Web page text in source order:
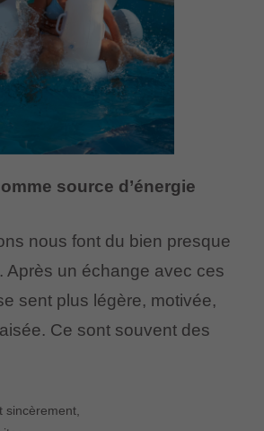
source d’énergie
nous font du bien presque
Après un échange avec ces
sent plus légère, motivée,
Ce sont souvent des
sincèrement,